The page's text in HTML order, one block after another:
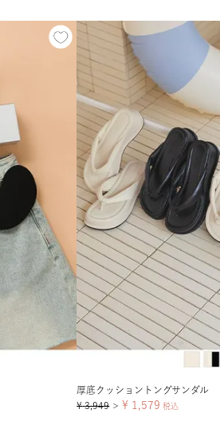
厚底クッショントングサンダル
¥ 3,949 ＞ ¥ 1,579 税込